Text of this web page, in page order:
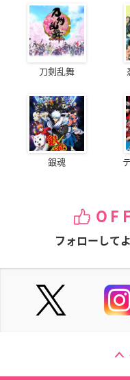
刀剣乱舞
銀魂
フォローして